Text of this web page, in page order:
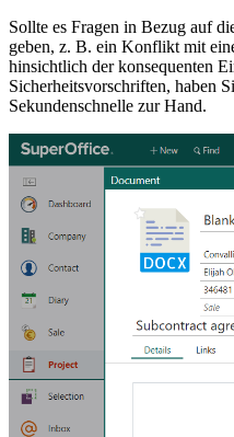
Sollte es Fragen in Bezug auf
geben, z. B. ein Konflikt mit
hinsichtlich der konsequenten
Sicherheitsvorschriften, haben
Sekundenschnelle zur Hand.